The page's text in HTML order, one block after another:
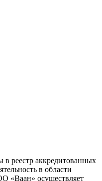
реестр аккредитованных
в области
«Ваан» осуществляет